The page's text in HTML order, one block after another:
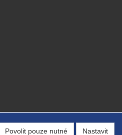
Povolit pouze nutné Nastavit